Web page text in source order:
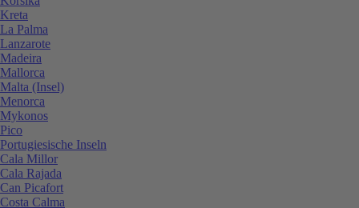
Kreta
La Palma
Lanzarote
Madeira
Mallorca
Malta (Insel)
Menorca
Mykonos
Pico
Portugiesische Inseln
Cala Millor
Cala Rajada
Can Picafort
Costa Calma